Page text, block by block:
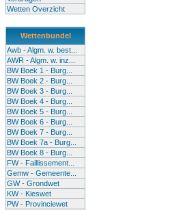
Wetten Overzicht
Wettenbundel
Awb - Algm. w. best...
AWR - Algm. w. inz...
BW Boek 1 - Burg...
BW Boek 2 - Burg...
BW Boek 3 - Burg...
BW Boek 4 - Burg...
BW Boek 5 - Burg...
BW Boek 6 - Burg...
BW Boek 7 - Burg...
BW Boek 7a - Burg...
BW Boek 8 - Burg...
FW - Faillissement...
Gemw - Gemeente...
GW - Grondwet
KW - Kieswet
PW - Provinciewet